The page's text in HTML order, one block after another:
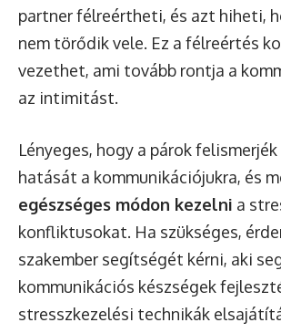
partner félreértheti, és azt hiheti,
nem törődik vele. Ez a félreértés
vezethet, ami tovább rontja a
az intimitást.
Lényeges, hogy a párok
hatását a kommunikációjukra, és
egészséges módon kezelni a
konfliktusokat. Ha szükséges,
szakember segítségét kérni, aki
kommunikációs készségek
stresszkezelési technikák